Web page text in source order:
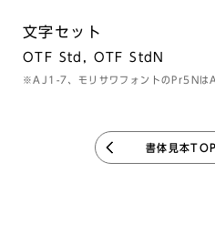
文字セット
OTF Std, OTF StdN
※AJ1-7、モリサワフォントのPr5Nは
書体見本